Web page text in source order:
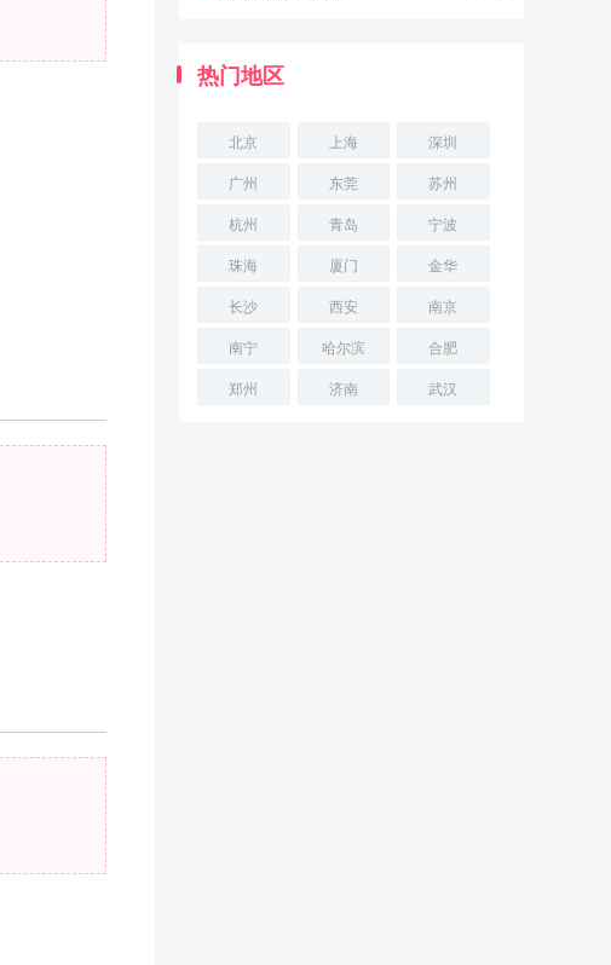
热门地区
北京 上海
深圳
广州
东莞
苏州
杭州
青岛
宁波
珠海
厦门
金华
长沙
西安
南京
南宁
哈尔滨
合肥
郑州
济南 武汉